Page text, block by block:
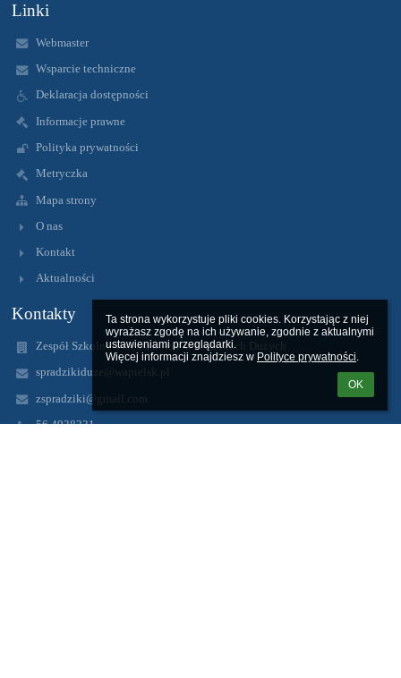
Ta strona wykorzystuje pliki cookies. Korzystając z niej
wyrażasz zgodę na ich używanie, zgodnie z aktualnymi
ustawieniami przeglądarki.
Więcej informacji znajdziesz w Polityce prywatności.
OK
Linki
Webmaster
Wsparcie techniczne
Deklaracja dostępności
Informacje prawne
Polityka prywatności
Metryczka
Mapa strony
O nas
Kontakt
Aktualności
Kontakty
Zespół Szkolno-Przedszkolny w Radzikach Dużych
spradzikiduze@wapielsk.pl
zspradziki@gmail.com
56 4938231